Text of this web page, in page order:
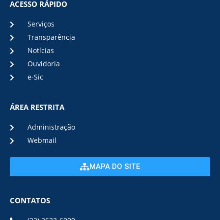
ACESSO RÁPIDO
Serviços
Transparência
Notícias
Ouvidoria
e-Sic
ÁREA RESTRITA
Administração
Webmail
MAPA DO SITE
CONTATOS